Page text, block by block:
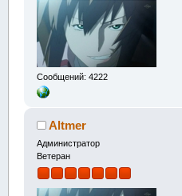
Сообщений: 4222
Altmer
Администратор
Ветеран